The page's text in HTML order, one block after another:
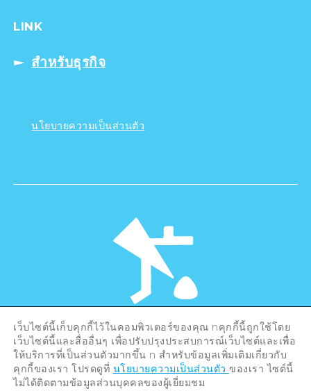
LINK
สำหรับธุรกิจ
นโยบายความเป็นส่วนตัว
©Hiroshima Tourism Association /
Hiroshima Prefecture / Hiroshima City .
All rights reserved
เว็บไซต์นี้เก็บคุกกี้ไว้ในคอมพิวเตอร์ของคุณ nคุกกี้นี้ถูกใช้โดย
เว็บไซต์นี้และสื่ออื่นๆ เพื่อปรับปรุงประสบการณ์เว็บไซต์และเพื่อ
ให้บริการที่เป็นส่วนตัวมากขึ้น n สำหรับข้อมูลเพิ่มเติมเกี่ยวกับ
คุกกี้ของเรา โปรดดูที่ นโยบายความเป็นส่วนตัวของเรา ไซต์นี้
ไม่ได้ติดตามข้อมูลส่วนบุคคลของผู้เยี่ยมชม